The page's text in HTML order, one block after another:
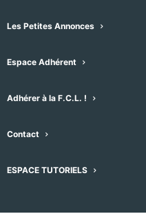
Les Petites Annonces
Espace Adhérent
Adhérer à la F.C.L. !
Contact
ESPACE TUTORIELS
Date :
Heure :